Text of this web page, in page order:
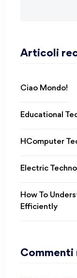
Articoli
Ciao Mondo!
Educational
HComputer
Electric
How To
Efficiently
Commenti